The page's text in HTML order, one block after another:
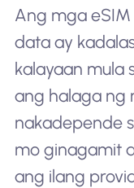
Ang mga
data ay
kalayaan mula
ang halaga ng
nakadepende
mo ginagamit
ang ilang